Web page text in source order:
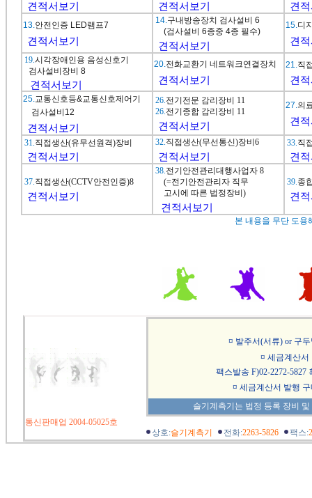
견적서보기 견적서보기 견
13.안전인증 LED램프7
견적서보기
14.구내방송장치 검사설비 6
(검사설비 6종중 4종 필수)
견적서보기
15.디
견
19.시각장애인용 음성신호기
검사설비장비 8
견적서보기
20.전화교환기 네트워크연결장치
견적서보기
21.직
견
25.교통신호등&교통신호제어기
검사설비 12
견적서보기
26.전기전문 감리장비 11
26.전기종합 감리장비 11
견적서보기
27.의
견
31.직접생산(유무선원격)장비
견적서보기
32.직접생산(무선통신)장비6
견적서보기
33.직
견
37.직접생산(CCTV안전인증)8
견적서보기
38.전기안전관리대행사업자 8
(=전기안전관리자 직무
고시에 따른 법정장비)
견적서보기
39.종
견
본 내용을 무단 도용
통신판매업 2004-05025호
¤ 발주서(서류) or 구
¤ 세금계산서
팩스발송 F)02-2272-
¤ 세금계산서 발행
슬기계측기는 법정 등록 장비
상호:슬기계측기 전화:2263-5826 팩스: